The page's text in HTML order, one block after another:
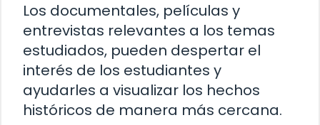
Los documentales, películas y
entrevistas relevantes a los temas
estudiados, pueden despertar el
interés de los estudiantes y
ayudarles a visualizar los hechos
históricos de manera más cercana.